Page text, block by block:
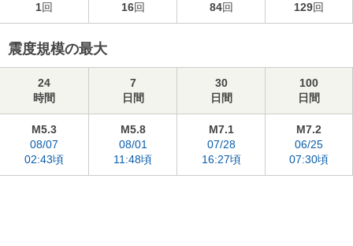
1回 16回 84回 129回
震度規模の最大
24
時間
7
日間
30
日間
100
日間
M5.3
08/07
02:43頃
M5.8
08/01
11:48頃
M7.1
07/28
16:27頃
M7.2
06/25
07:30頃